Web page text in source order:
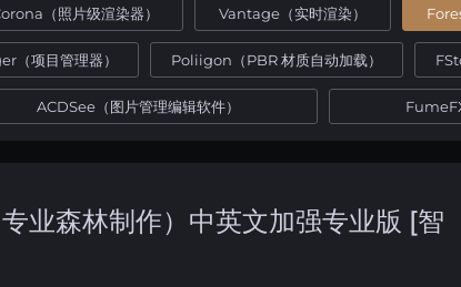
（照片级渲染器） Vantage（实时渲染）
（项目管理器） Poliigon（PBR 材质自动加载）
ACDSee（图片管理编辑软件）
森林制作）中英文加强专业版 [智